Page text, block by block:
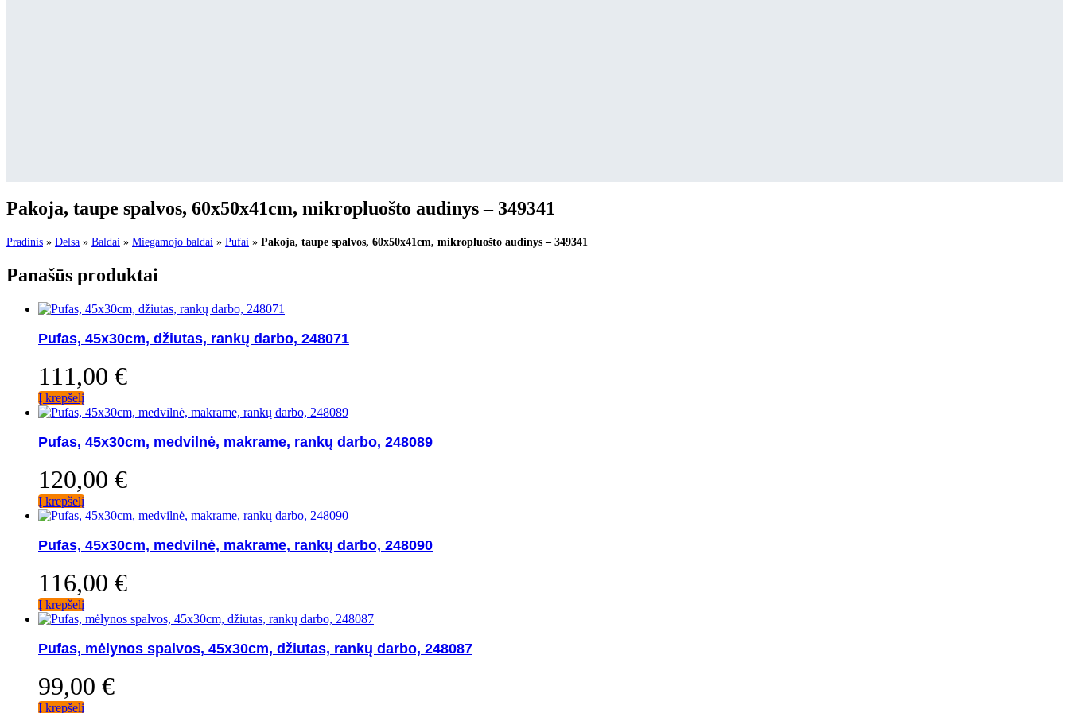
Pakoja, taupe spalvos, 60x50x41cm, mikropluošto audinys – 349341
Pradinis » Delsa » Baldai » Miegamojo baldai » Pufai » Pakoja, taupe spalvos, 60x50x41cm, mikropluošto audinys – 349341
Panašūs produktai
Pufas, 45x30cm, džiutas, rankų darbo, 248071
111,00 €
Į krepšelį
Pufas, 45x30cm, medvilnė, makrame, rankų darbo, 248089
120,00 €
Į krepšelį
Pufas, 45x30cm, medvilnė, makrame, rankų darbo, 248090
116,00 €
Į krepšelį
Pufas, mėlynos spalvos, 45x30cm, džiutas, rankų darbo, 248087
99,00 €
Į krepšelį